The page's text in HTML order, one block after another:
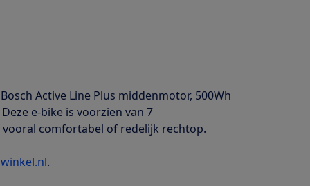
Active Line Plus middenmotor, 500Wh
e-bike is voorzien van 7
comfortabel of redelijk rechtop.
.